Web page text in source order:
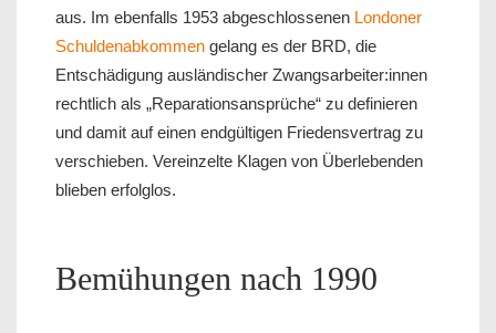
aus. Im ebenfalls 1953 abgeschlossenen Londoner
Schuldenabkommen gelang es der BRD, die
Entschädigung ausländischer Zwangsarbeiter:innen
rechtlich als „Reparationsansprüche“ zu definieren
und damit auf einen endgültigen Friedensvertrag zu
verschieben. Vereinzelte Klagen von Überlebenden
blieben erfolglos.
Bemühungen nach 1990